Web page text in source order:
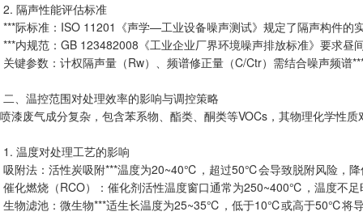
2. 隔声性能评估标准
***际标准：ISO 11201《声学—工业设备噪声测试》规定了隔声构件的
***内规范：GB 123482008《工业企业厂界环境噪声排放标准》要求昼
关键参数：计权隔声量（Rw）、频谱修正量（C/Ctr）需结合噪声频谱
二、温控范围对处理效率的影响与调控策略
喷漆废气成分复杂，包含苯系物、酯类、酮类等VOCs，其物理化学性
1. 温度对处理工艺的影响
吸附法：活性炭吸附***温度为20~40℃，超过50℃会导致脱附风险，降
催化燃烧（RCO）：催化剂活性温度窗口通常为250~400℃，温度不
生物滤池：微生物***适生长温度为25~35℃，低于10℃或高于50℃将